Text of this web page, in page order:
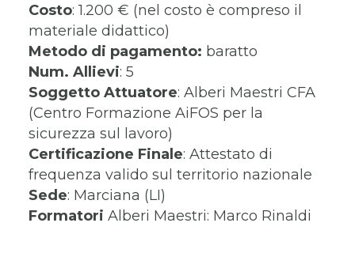
Costo: 1.200 € (nel costo è compreso il
materiale didattico)
Metodo di pagamento: baratto
Num. Allievi: 5
Soggetto Attuatore: Alberi Maestri CFA
(Centro Formazione AiFOS per la
sicurezza sul lavoro)
Certificazione Finale: Attestato di
frequenza valido sul territorio nazionale
Sede: Marciana (LI)
Formatori Alberi Maestri: Marco Rinaldi